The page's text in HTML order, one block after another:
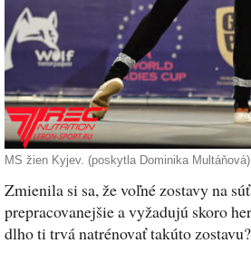
MS žien Kyjev. (poskytla Dominika Multáňová)
Zmienila si sa, že voľné zostavy na
prepracovanejšie a vyžadujú skoro
dlho ti trvá natrénovať takúto zostavu?